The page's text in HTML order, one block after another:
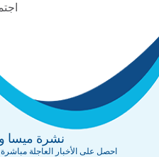
نشرة ميسا
احصل على الأخبار العاجلة مباشرة